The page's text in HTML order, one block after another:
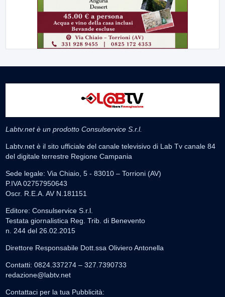
Labtv.net è un prodotto Consulservice S.r.l.
Labtv.net è il sito ufficiale del canale televisivo di Lab Tv canale 84
del digitale terrestre Regione Campania
Sede legale: Via Chiaio, 5 - 83010 – Torrioni (AV)
P.IVA 02757950643
Oscr. R.E.A. AV N.181151
Editore: Consulservice S.r.l.
Testata giornalistica Reg. Trib. di Benevento
n. 244 del 26.02.2015
Direttore Responsabile Dott.ssa Oliviero Antonella
Contatti: 0824.337274 – 327.7390733
redazione@labtv.net
Contattaci per la tua Pubblicità: